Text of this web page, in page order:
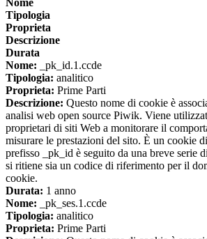
Nome
Tipologia
Proprieta
Descrizione
Durata
Nome: _pk_id.1.ccde
Tipologia: analitico
Proprieta: Prime Parti
Descrizione: Questo nome di cookie è
analisi web open source Piwik. Viene
proprietari di siti Web a monitorare il
misurare le prestazioni del sito. È un cookie
prefisso _pk_id è seguito da una breve serie
si ritiene sia un codice di riferimento per il
cookie.
Durata: 1 anno
Nome: _pk_ses.1.ccde
Tipologia: analitico
Proprieta: Prime Parti